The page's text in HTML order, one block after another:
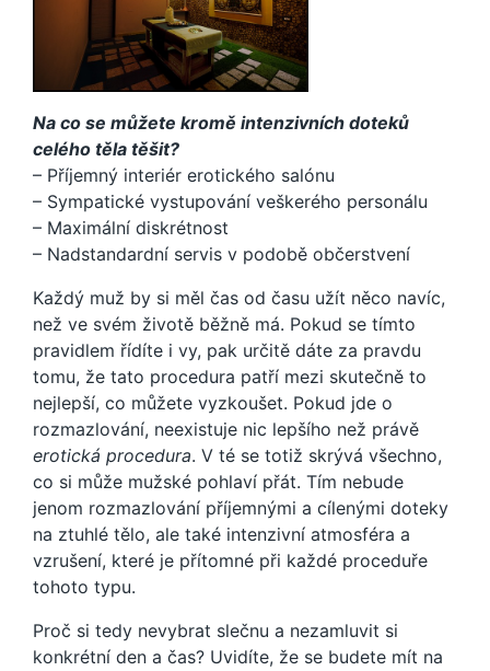
Na co se můžete kromě intenzivních doteků
celého těla těšit?
– Příjemný interiér erotického salónu
– Sympatické vystupování veškerého personálu
– Maximální diskrétnost
– Nadstandardní servis v podobě občerstvení
Každý muž by si měl čas od času užít něco navíc,
než ve svém životě běžně má. Pokud se tímto
pravidlem řídíte i vy, pak určitě dáte za pravdu
tomu, že tato procedura patří mezi skutečně to
nejlepší, co můžete vyzkoušet. Pokud jde o
rozmazlování, neexistuje nic lepšího než právě
erotická procedura. V té se totiž skrývá všechno,
co si může mužské pohlaví přát. Tím nebude
jenom rozmazlování příjemnými a cílenými doteky
na ztuhlé tělo, ale také intenzivní atmosféra a
vzrušení, které je přítomné při každé proceduře
tohoto typu.
Proč si tedy nevybrat slečnu a nezamluvit si
konkrétní den a čas? Uvidíte, že se budete mít na